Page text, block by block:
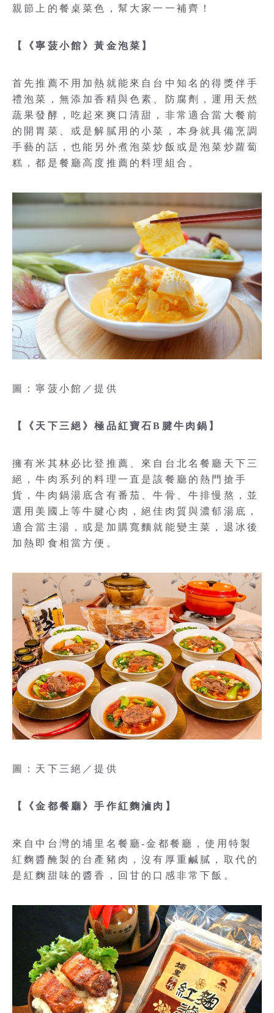
親節上的餐桌菜色，幫大家一一補齊！
【《寧菠小館》黃金泡菜】
首先推薦不用加熱就能來自台中知名的得獎伴手
禮泡菜，無添加香精與色素、防腐劑，運用天然
蔬果發酵，吃起來爽口清甜，非常適合當大餐前
的開胃菜、或是解膩用的小菜，本身就具備烹調
手藝的話，也能另外煮泡菜炒飯或是泡菜炒蘿蔔
糕，都是餐廳高度推薦的料理組合。
圖：寧菠小館／提供
【《天下三絕》極品紅寶石B腱牛肉鍋】
擁有米其林必比登推薦、來自台北名餐廳天下三
絕，牛肉系列的料理一直是該餐廳的熱門搶手
貨，牛肉鍋湯底含有番茄、牛骨、牛排慢熬，並
選用美國上等牛腱心肉，絕佳肉質與濃郁湯底，
適合當主湯，或是加購寬麵就能變主菜，退冰後
加熱即食相當方便。
圖：天下三絕／提供
【《金都餐廳》手作紅麴滷肉】
來自中台灣的埔里名餐廳-金都餐廳，使用特製
紅麴醬醃製的台產豬肉，沒有厚重鹹膩，取代的
是紅麴甜味的醬香，回甘的口感非常下飯。